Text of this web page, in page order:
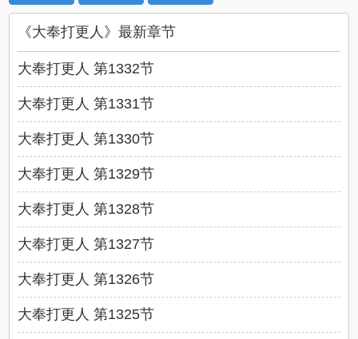
《大奉打更人》最新章节
大奉打更人 第1332节
大奉打更人 第1331节
大奉打更人 第1330节
大奉打更人 第1329节
大奉打更人 第1328节
大奉打更人 第1327节
大奉打更人 第1326节
大奉打更人 第1325节